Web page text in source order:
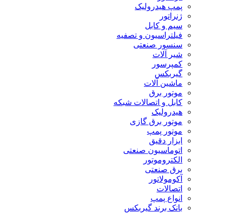
پمپ هیدرولیک
ژنراتور
سیم و کابل
فیلتراسیون و تصفیه
سنسور صنعتی
شیر آلات
کمپرسور
گیربکس
ماشین آلات
موتور برق
کابل و اتصالات شبکه
هیدرولیک
موتور برق گازی
موتور پمپ
ابزار دقیق
اتوماسیون صنعتی
الکتروموتور
برق صنعتی
آکومولاتور
اتصالات
انواع پمپ
بانک برند گیربکس